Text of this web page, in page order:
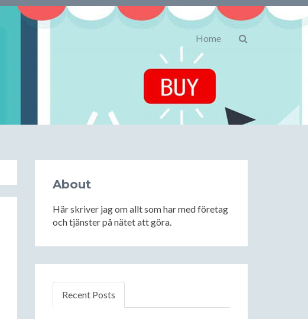
Home
About
Här skriver jag om allt som har med företag
och tjänster på nätet att göra.
Recent Posts